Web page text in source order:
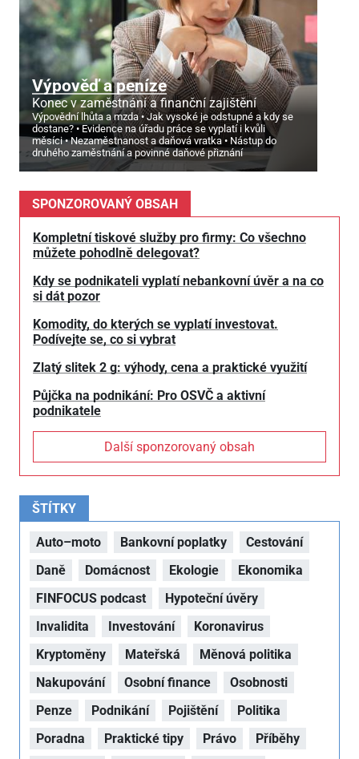
Výpověď a peníze
Konec v zaměstnání a finanční zajištění
Výpovědní lhůta a mzda
Jak vysoké je odstupné a kdy se
dostane?
Evidence na úřadu práce se vyplatí i kvůli
měsíci
Nezaměstnanost a daňová vratka
Nástup do
druhého zaměstnání a povinné daňové přiznání
SPONZOROVANÝ OBSAH
Kompletní tiskové služby pro firmy: Co všechno
můžete pohodlně delegovat?
Kdy se podnikateli vyplatí nebankovní úvěr a na co
si dát pozor
Komodity, do kterých se vyplatí investovat.
Podívejte se, co si vybrat
Zlatý slitek 2 g: výhody, cena a praktické využití
Půjčka na podnikání: Pro OSVČ a aktivní
podnikatele
Další sponzorovaný obsah
ŠTÍTKY
Auto–moto Bankovní poplatky
Cestování
Daně
Domácnost Ekologie
Ekonomika
FINFOCUS podcast
Hypoteční úvěry
Invalidita
Investování
Koronavirus
Kryptoměny
Mateřská
Měnová politika
Nakupování
Osobní finance
Osobnosti
Penze
Podnikání Pojištění
Politika
Poradna
Praktické tipy Právo
Příběhy